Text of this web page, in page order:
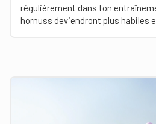
régulièrement dans ton
hornuss deviendront plus habiles